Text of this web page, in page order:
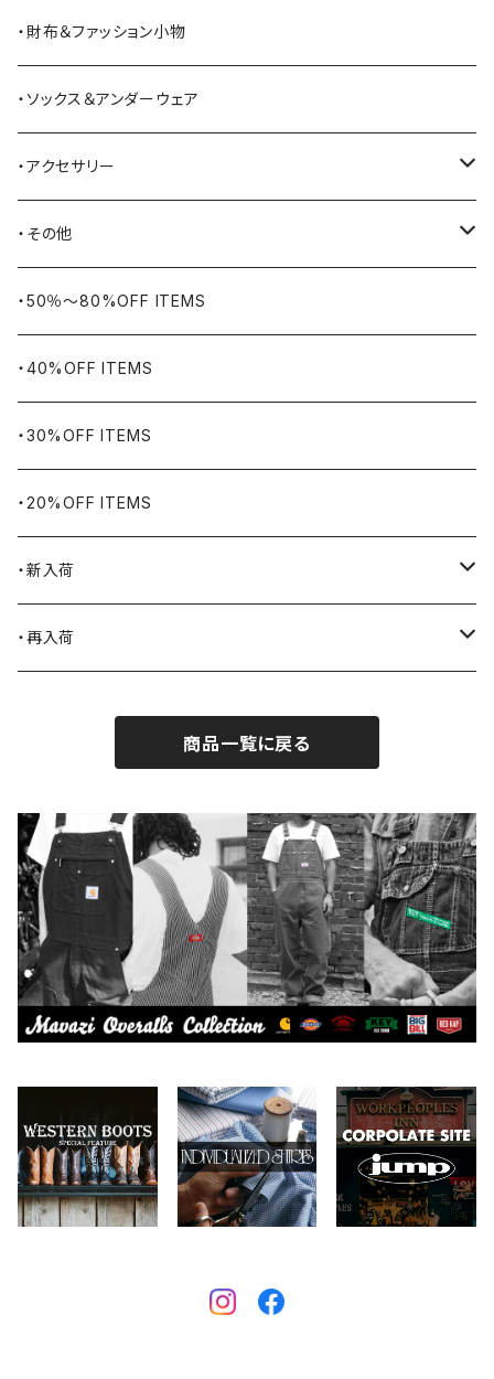
Barbour
BAYSIDE
BELSTAFF
BIG BILL
WORKERS BIGDAY
BHADUR
Bills KHAKIS
BLUCO
Blundstone
BLACK JACK BOOTS
BY ROBERT JAMES
CAMBER
Carhartt
Collonil
CONVERSE
Crescent Down Works
ハーフパンツ・ショートパンツ
ヒップバッグ・ファニーパック
ブリーフケース
ツールバッグ
その他シューズ
シュー用品
・財布＆ファッション小物
・ソックス＆アンダーウェア
・アクセサリー
バングル・ブレスレット
リング
ネックレス・ペンダント
ピンズ・ブローチ
腕時計
・その他
ヴィンテージ
アウトドア用品
ナバホラグ・ビンテージラグ
ブランケット
食品
ライター
エプロン
バイク用品
ケア用品
本、写真集
・50％〜80%OFF ITEMS
・40%OFF ITEMS
・30%OFF ITEMS
・20%OFF ITEMS
・新入荷
2026.7.31
2026.7.6
2026.6.29
・再入荷
2026.7.30
2026.7.23
2026.6.27
商品一覧に戻る